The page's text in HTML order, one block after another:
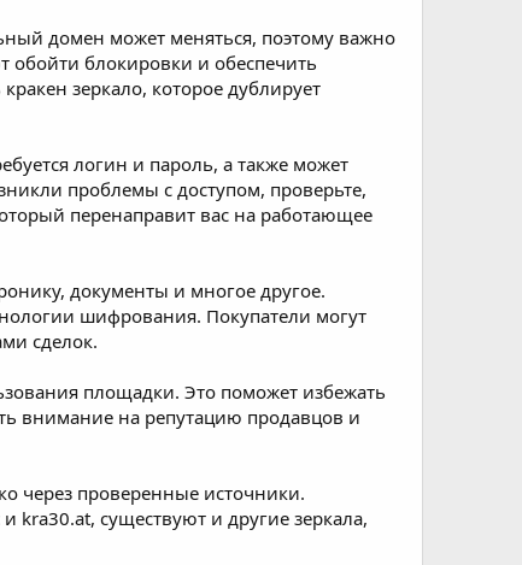
домен может меняться, поэтому важно
обойти блокировки и обеспечить
зеркало, которое дублирует
логин и пароль, а также может
проблемы с доступом, проверьте,
перенаправит вас на работающее
документы и многое другое.
шифрования. Покупатели могут
сделок.
площадки. Это поможет избежать
внимание на репутацию продавцов и
через проверенные источники.
kra30.at, существуют и другие зеркала,